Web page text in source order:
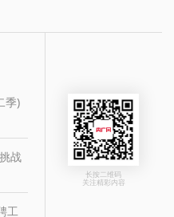
季)
战
工
长按二维码
关注精彩内容